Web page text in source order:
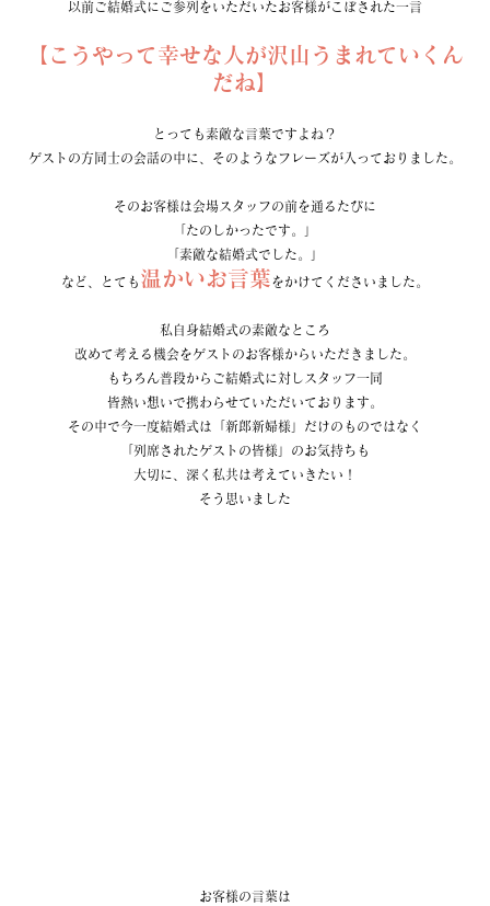
以前ご結婚式にご参列をいただいたお客様がこぼされた一言
【こうやって幸せな人が沢山うまれていくん
だね】
とっても素敵な言葉ですよね？
ゲストの方同士の会話の中に、そのようなフレーズが入っておりました。
そのお客様は会場スタッフの前を通るたびに
「たのしかったです。」
「素敵な結婚式でした。」
など、とても 温かいお言葉をかけてくださいました。
私自身結婚式の素敵なところ
改めて考える機会をゲストのお客様からいただきました。
もちろん普段からご結婚式に対しスタッフ一同
皆熱い想いで携わらせていただいております。
その中で今一度結婚式は「新郎新婦様」だけのものではなく
「列席されたゲストの皆様」のお気持ちも
大切に、深く私共は考えていきたい！
そう思いました
お客様の言葉は